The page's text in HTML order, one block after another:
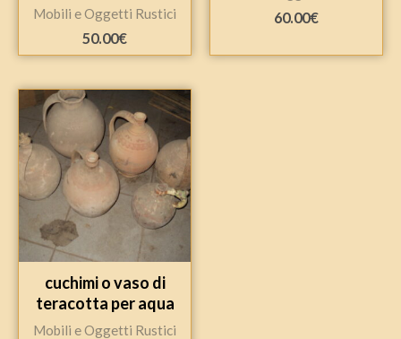
Mobili e Oggetti Rustici
50.00€
60.00€
cuchimi o vaso di
teracotta per aqua
Mobili e Oggetti Rustici